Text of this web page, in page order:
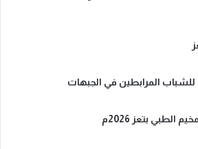
للشباب المرابطين في الجبهات
الطبي بتعز 2026م